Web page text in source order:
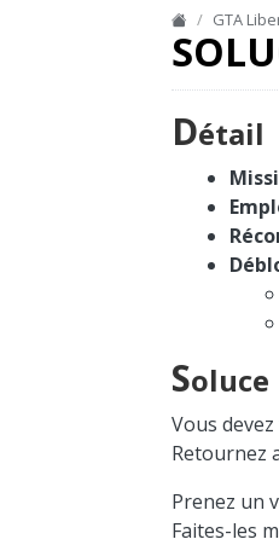
GTA
Détail
Soluce
Vous
Retournez
Prenez un
Faites-les